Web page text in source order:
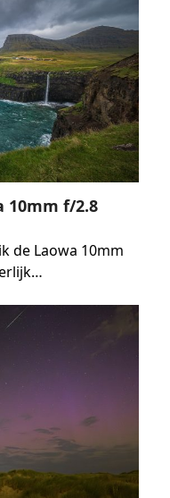
10mm f/2.8
de Laowa 10mm